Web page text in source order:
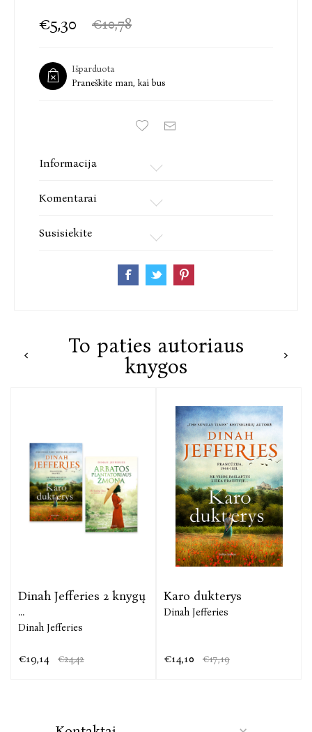
€5,30 €10,78
Išparduota
Praneškite man, kai bus
Informacija
Komentarai
Susisiekite
To paties autoriaus
knygos
Dinah Jefferies 2 knygų
...
Dinah Jefferies
€19,14 €24,42
Karo dukterys
Dinah Jefferies
€14,10 €17,19